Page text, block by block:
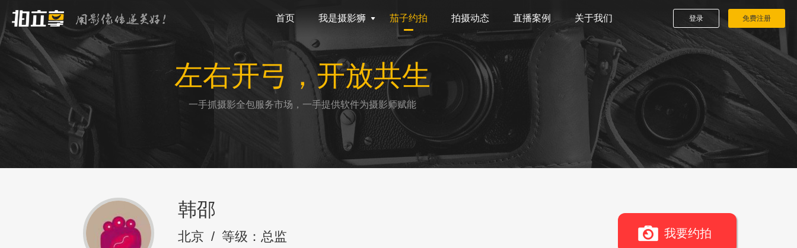
首页 我是摄影狮 茄子约拍 拍摄动态 直播案例 关于我们 登录 免费注册
左右开弓，开放共生
一手抓摄影全包服务市场，一手提供软件为摄影师赋能
韩邵
北京 / 等级：总监 我要约拍